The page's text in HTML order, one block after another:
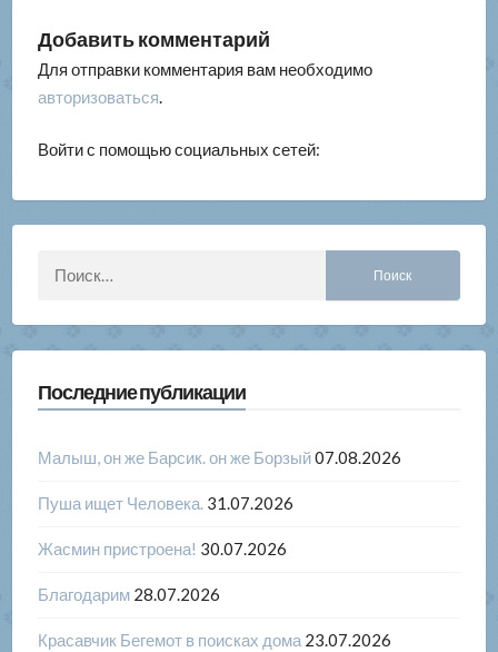
Добавить комментарий
Для отправки комментария вам необходимо
авторизоваться.
Войти с помощью социальных сетей:
Последние публикации
Малыш, он же Барсик. он же Борзый07.08.2026
Пуша ищет Человека. 31.07.2026
Жасмин пристроена! 30.07.2026
Благодарим 28.07.2026
Красавчик Бегемот в поисках дома 23.07.2026